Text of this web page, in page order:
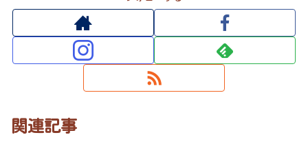
関連記事